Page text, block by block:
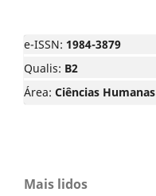
e-ISSN: 1984-3879
Qualis: B2
Área: Ciências Humanas
Mais lidos